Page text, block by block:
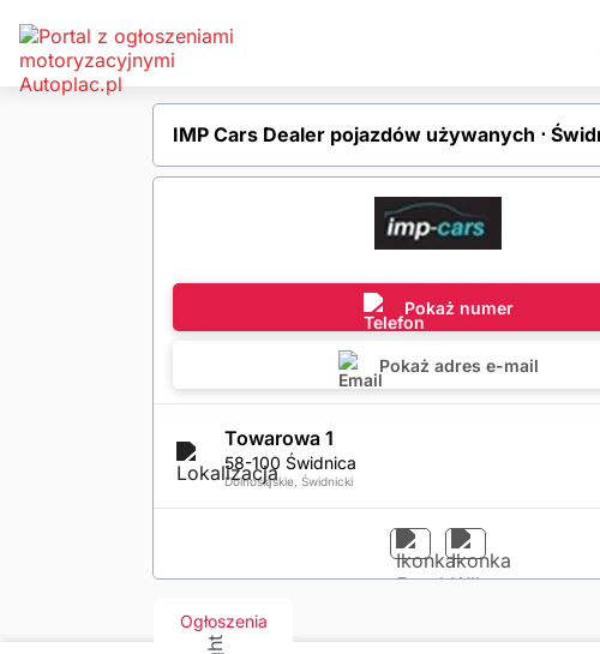
IMP Cars Dealer pojazdów używanych ⋅
Pokaż numer
Pokaż adres e-mail
Towarowa 1
58-100 Świdnica
Dolnośląskie, Świdnicki
Ogłoszenia